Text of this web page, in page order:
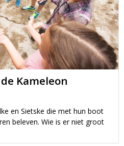
Kameleon
en Sietske die met hun boot
beleven. Wie is er niet groot